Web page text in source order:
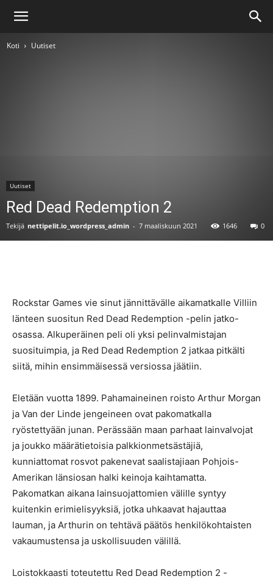
Koti Uutiset
Uutiset
Red Dead Redemption 2
Tekijä nettipelit.io_wordpress_admin - 7 maaliskuun 2021 1646 0
Rockstar Games vie sinut jännittävälle aikamatkalle Villiin
länteen suositun Red Dead Redemption -pelin jatko-
osassa. Alkuperäinen peli oli yksi pelinvalmistajan
suosituimpia, ja Red Dead Redemption 2 jatkaa pitkälti
siitä, mihin ensimmäisessä versiossa jäätiin.
Eletään vuotta 1899. Pahamaineinen roisto Arthur Morgan
ja Van der Linde jengeineen ovat pakomatkalla
ryöstettyään junan. Perässään maan parhaat lainvalvojat
ja joukko määrätietoisia palkkionmetsästäjiä,
kunniattomat rosvot pakenevat saalistajiaan Pohjois-
Amerikan länsiosan halki keinoja kaihtamatta.
Pakomatkan aikana lainsuojattomien välille syntyy
kuitenkin erimielisyyksiä, jotka uhkaavat hajauttaa
lauman, ja Arthurin on tehtävä päätös henkilökohtaisten
vakaumustensa ja uskollisuuden välillä.
Loistokkaasti toteutettu Red Dead Redemption 2 -